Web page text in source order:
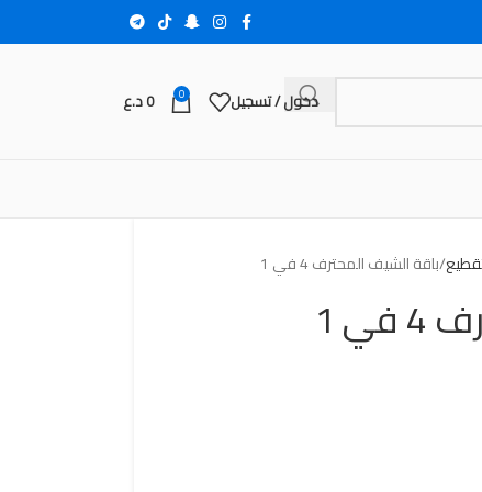
دخول / تسجيل 0
0د.ع
باقة الشيف المحترف 4 في 1
1